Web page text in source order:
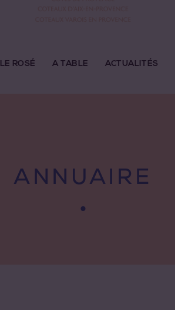
LE ROSÉ A TABLE ACTUALITÉS
ANNUAIRE